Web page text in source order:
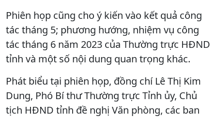
Phiên họp cũng cho ý kiến vào kết quả công
tác tháng 5; phương hướng, nhiệm vụ công
tác tháng 6 năm 2023 của Thường trực HĐND
tỉnh và một số nội dung quan trọng khác.
Phát biểu tại phiên họp, đồng chí Lê Thị Kim
Dung, Phó Bí thư Thường trực Tỉnh ủy, Chủ
tịch HĐND tỉnh đề nghị Văn phòng, các ban